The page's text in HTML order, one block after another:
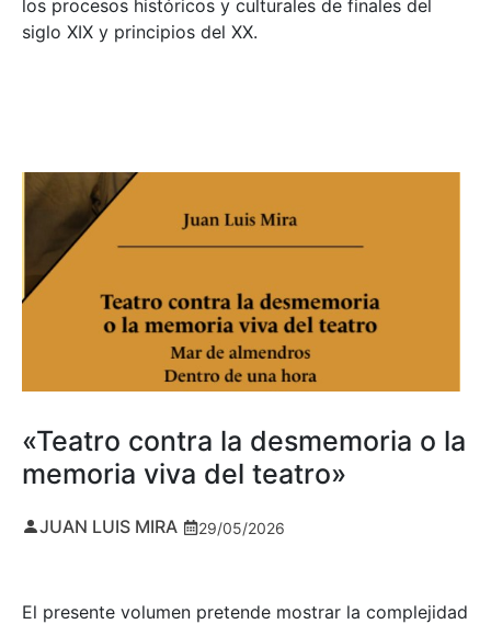
los procesos históricos y culturales de finales del
siglo XIX y principios del XX.
«Teatro contra la desmemoria o la
memoria viva del teatro»
JUAN LUIS MIRA 29/05/2026
El presente volumen pretende mostrar la complejidad